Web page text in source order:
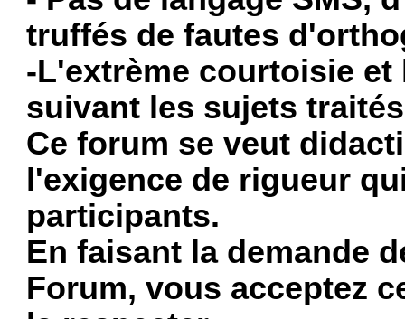
truffés de fautes
-L'extrème courtoisie et
suivant les sujets
Ce forum se veut
l'exigence de rigueur
participants.
En faisant la demande
Forum, vous acceptez